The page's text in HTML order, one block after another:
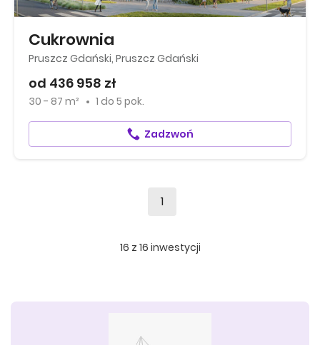
Cukrownia
Pruszcz Gdański, Pruszcz Gdański
od 436 958 zł
30 - 87 m² 1 do 5 pok.
Zadzwoń
1
16 z 16 inwestycji